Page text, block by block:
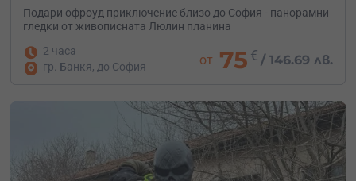
Подари офроуд приключение близо до София - панорамни
гледки от живописната Люлин планина
2 часа
гр. Банкя, до София
от 75 € /146.69 лв.